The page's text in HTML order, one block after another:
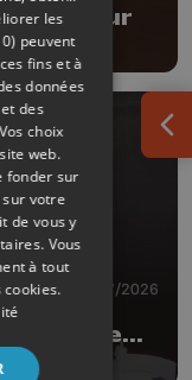
pour
03/07/2026
musique...
les
peuvent
fins et à
données
des
choix
web.
fonder sur
votre
de vous y
. Vous
à tout
cookies.